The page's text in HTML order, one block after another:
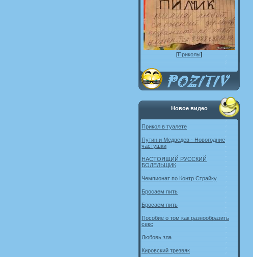
[Приколы]
Новое видео
Прикол в туалете
Путин и Медведев - Новогодние
частушки
НАСТОЯЩИЙ РУССКИЙ
БОЛЕЛЬЩИК
Чемпионат по Контр Страйку
Бросаем пить
Бросаем пить
Пособие о том как разнообразить
секс
Любовь зла
Кировский трезвяк